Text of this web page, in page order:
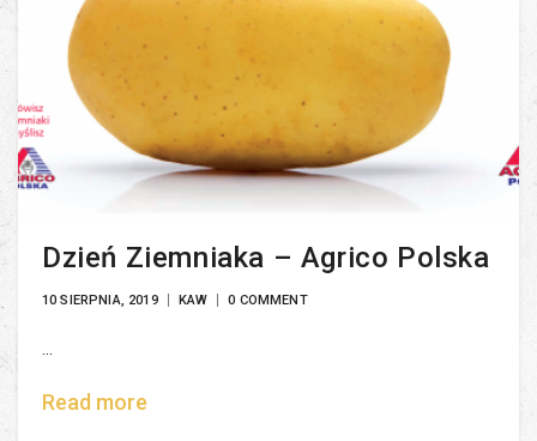
Dzień Ziemniaka – Agrico Polska
10 SIERPNIA, 2019 KAW 0 COMMENT
...
Read more